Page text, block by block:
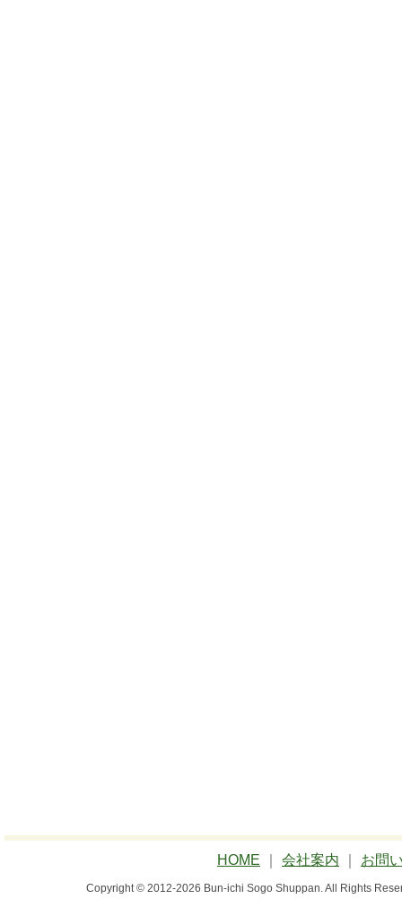
HOME 会社案内 お問
Copyright © 2012-2026 Bun-ichi Sogo Shuppan. All Rights